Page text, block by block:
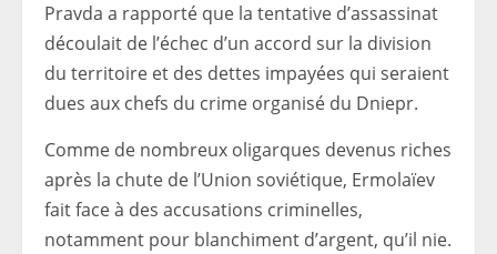
Pravda a rapporté que la tentative d’assassinat
découlait de l’échec d’un accord sur la division
du territoire et des dettes impayées qui seraient
dues aux chefs du crime organisé du Dniepr.
Comme de nombreux oligarques devenus riches
après la chute de l’Union soviétique, Ermolaïev
fait face à des accusations criminelles,
notamment pour blanchiment d’argent, qu’il nie.